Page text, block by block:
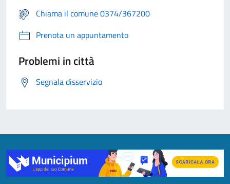
Chiama il comune 0374/367200
Prenota un appuntamento
Problemi in città
Segnala disservizio